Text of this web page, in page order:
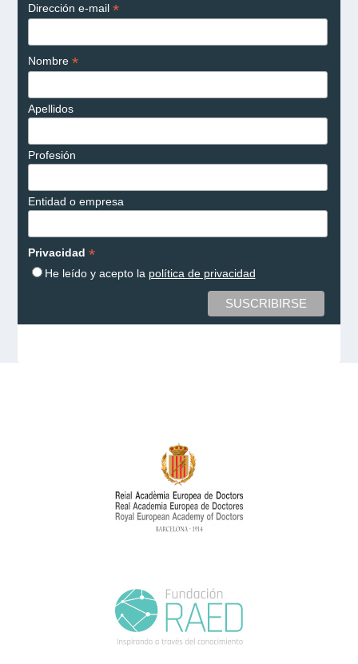
Dirección e-mail *
Nombre *
Apellidos
Profesión
Entidad o empresa
Privacidad *
He leído y acepto la política de privacidad